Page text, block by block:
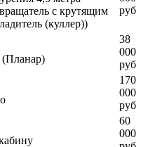
с крутящим
(куллер))
руб
(Планар)
38
000
руб
170
000
руб
60
000